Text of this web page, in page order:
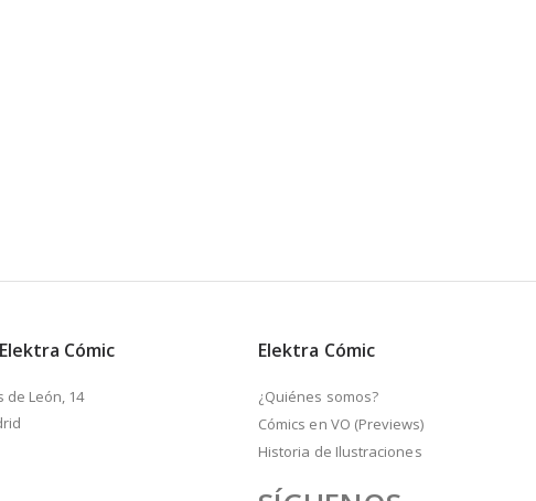
Cómic
de León, 14
Elektra Cómic
¿Quiénes somos?
Cómics en VO (Previews)
Historia de Ilustraciones